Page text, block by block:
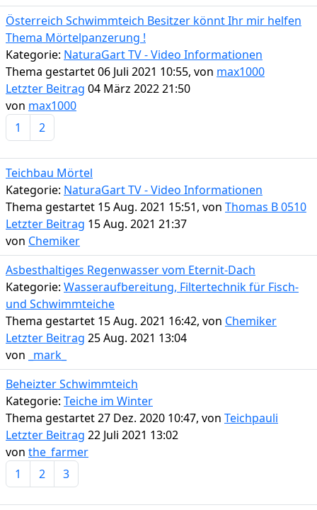
Österreich Schwimmteich Besitzer könnt Ihr mir helfen
Thema Mörtelpanzerung !
Kategorie: NaturaGart TV - Video Informationen
Thema gestartet 06 Juli 2021 10:55, von max1000
Letzter Beitrag 04 März 2022 21:50
von max1000
1
2
Teichbau Mörtel
Kategorie: NaturaGart TV - Video Informationen
Thema gestartet 15 Aug. 2021 15:51, von Thomas B 0510
Letzter Beitrag 15 Aug. 2021 21:37
von Chemiker
Asbesthaltiges Regenwasser vom Eternit-Dach
Kategorie: Wasseraufbereitung, Filtertechnik für Fisch-
und Schwimmteiche
Thema gestartet 15 Aug. 2021 16:42, von Chemiker
Letzter Beitrag 25 Aug. 2021 13:04
von _mark_
Beheizter Schwimmteich
Kategorie: Teiche im Winter
Thema gestartet 27 Dez. 2020 10:47, von Teichpauli
Letzter Beitrag 22 Juli 2021 13:02
von the_farmer
1
2 3